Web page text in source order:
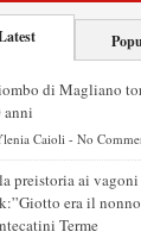
di Magliano
anni
Caioli - No
preistoria ai
era il
Terme